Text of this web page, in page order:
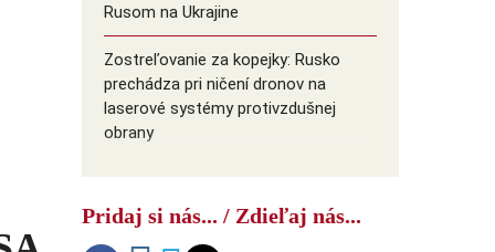
Rusom na Ukrajine
Zostreľovanie za kopejky: Rusko
prechádza pri ničení dronov na
laserové systémy protivzdušnej
obrany
vysokorýchlostnou raketou
znepokojil americké námorníctvo
Pridaj si nás... / Zdieľaj nás...